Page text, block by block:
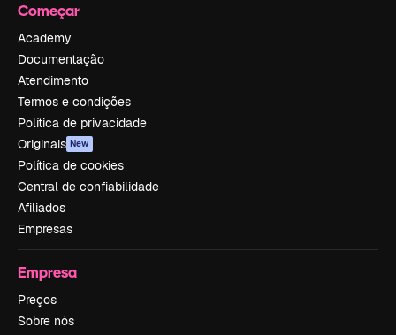
Começar
Academy
Documentação
Atendimento
Termos e condições
Política de privacidade
Originais New
Política de cookies
Central de confiabilidade
Afiliados
Empresas
Empresa
Preços
Sobre nós